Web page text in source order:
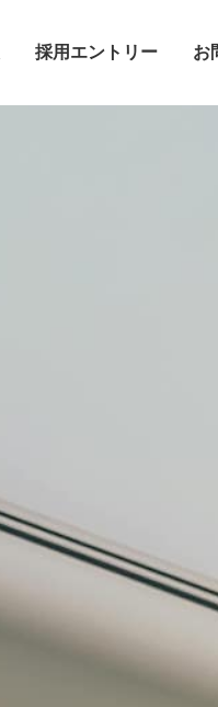
採用エントリー お